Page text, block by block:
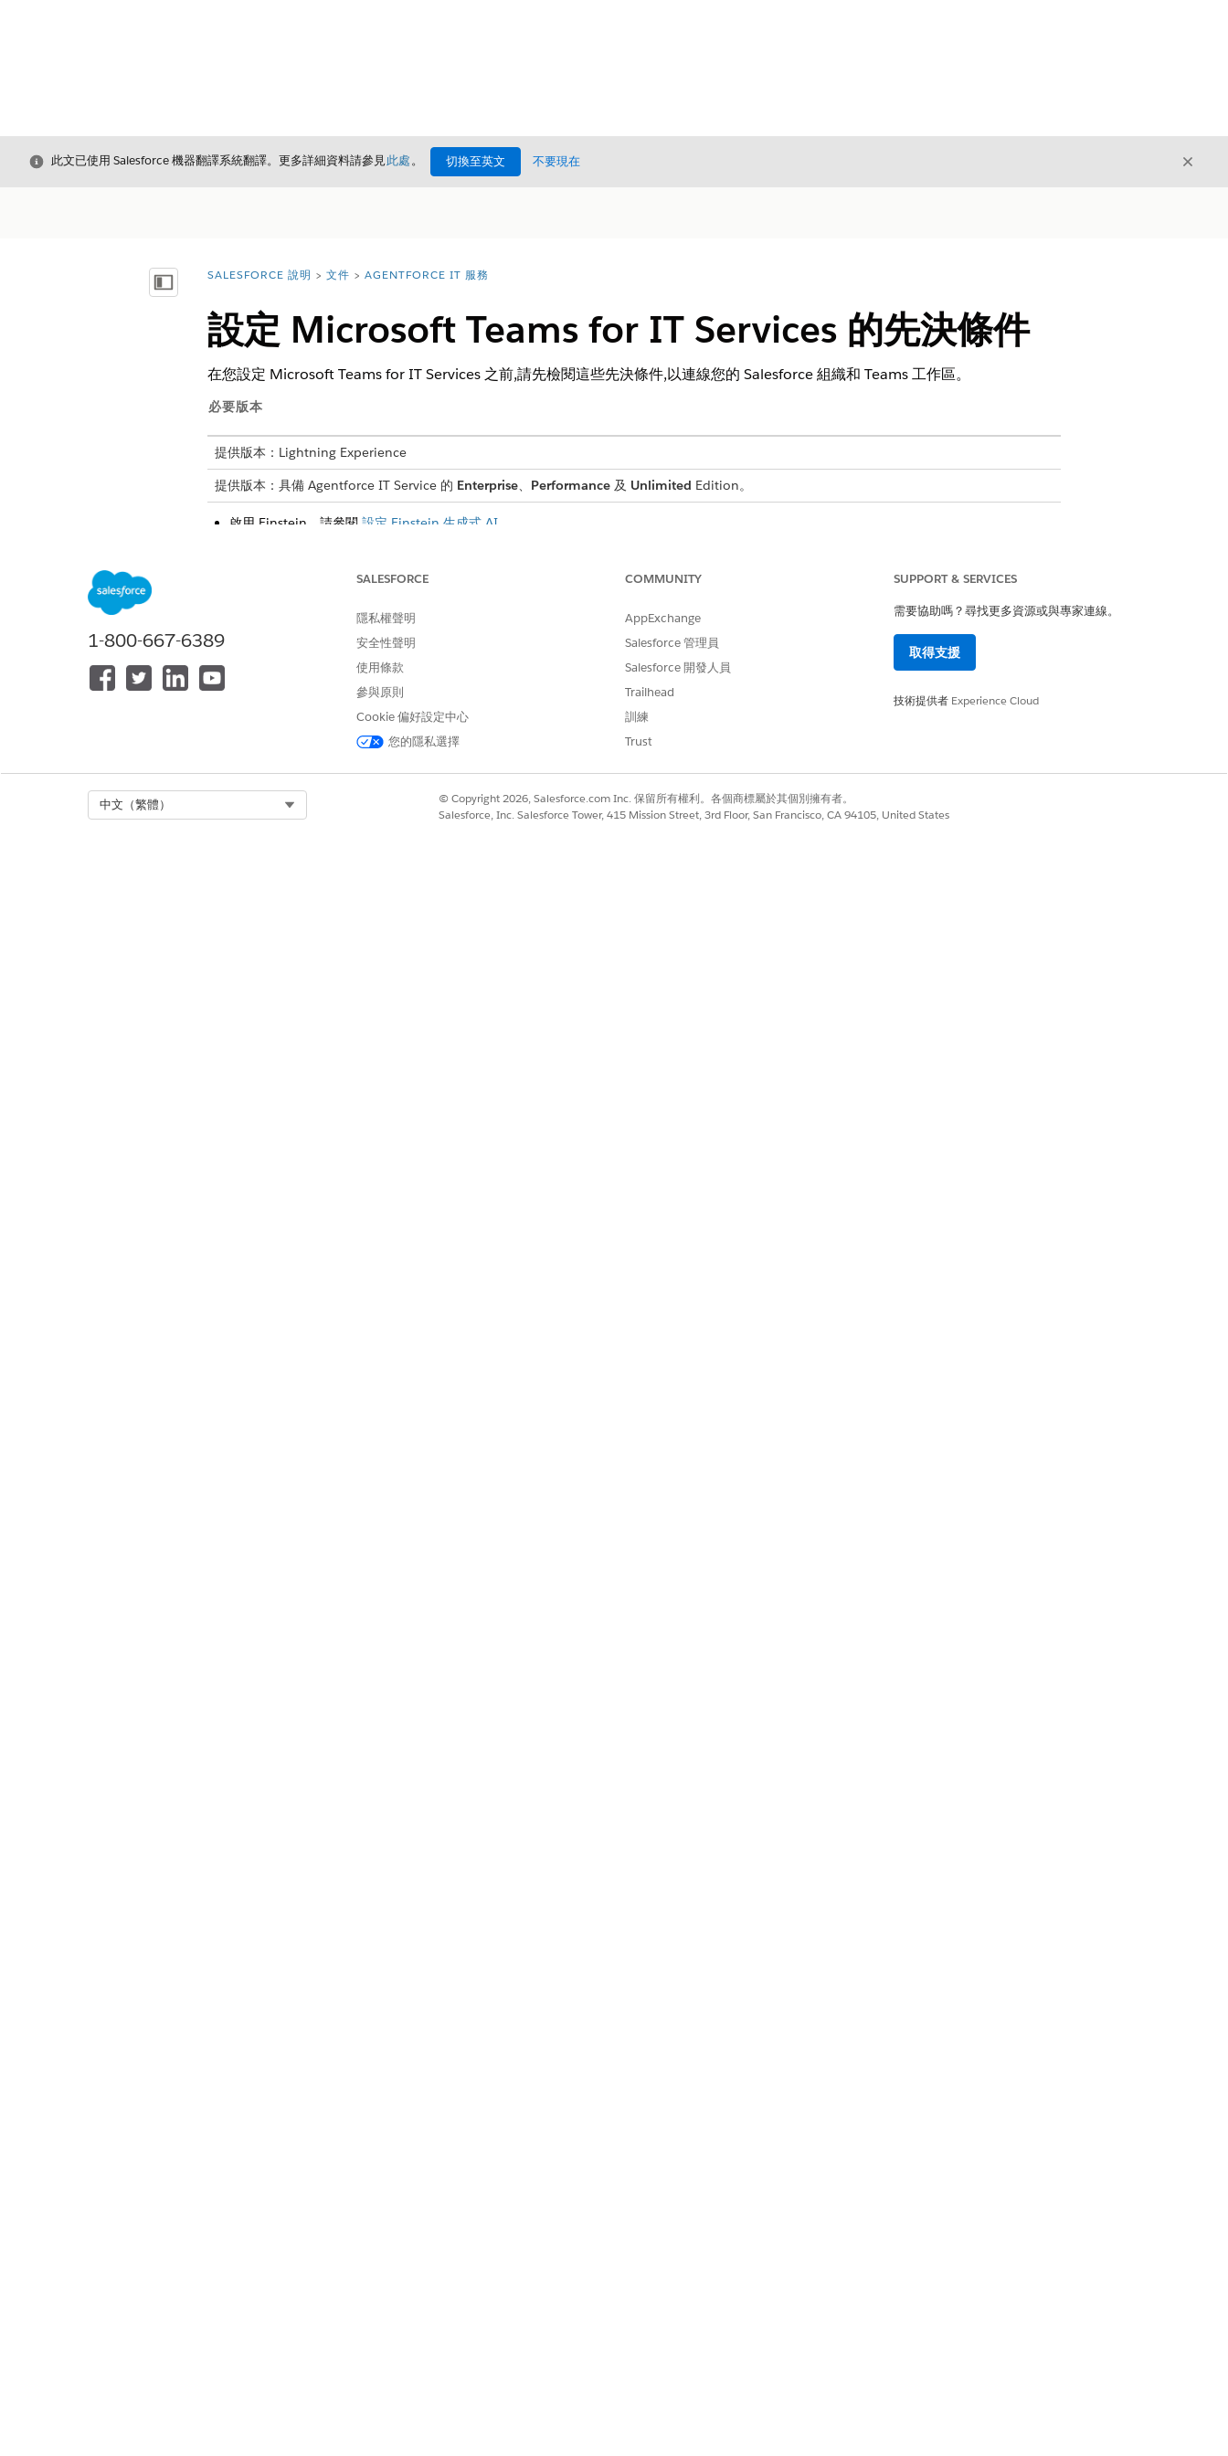
結束
此文已使用 Salesforce 機器翻譯系統翻譯。更多詳細資料請參見此處。 切換至英文 不要現在 結束
顯示目錄 您位於此處：
SALESFORCE 說明 文件 AGENTFORCE IT 服務
設定 Microsoft Teams for IT Services 的先決條件
在您設定 Microsoft Teams for IT Services 之前,請先檢閱這些先決條件,以連線您的 Salesforce 組織和 Teams 工作區。
必要版本
提供版本：Lightning Experience
提供版本：具備 Agentforce IT Service 的 Enterprise、 Performance及 Unlimited Edition。
啟用 Einstein。請參閱 設定 Einstein 生成式 AI。
建立記錄類型,並將版面配置指派給物件的特定記錄類型。請參閱
建立記錄類型。例如,建立個別的記錄類型,並為「事件」和「個案」物件指派版面配
設定統一目錄以允許員工要求服務。請參閱
針對特定 IT 使用個案設定服務目錄項目範本。請參閱針對 IT 服務
設定要求管理。
此文章是否解決您的問題？
請讓我們知道，以便我們改進！
1-800-667-6389
SALESFORCE
隱私權聲明
安全性聲明
使用條款
參與原則
Cookie 偏好設定中心
您的隱私選擇
COMMUNITY
AppExchange
Salesforce 管理員
Salesforce 開發人員
Trailhead
訓練
Trust
SUPPORT & SERVICES
需要協助嗎？尋找更多資源或與專家連線。
取得支援
技術提供者 Experience Cloud
中文（繁體）
© Copyright 2026, Salesforce.com Inc. 保留所有權利。各個商標屬於其個別擁有者。
Salesforce, Inc. Salesforce Tower, 415 Mission Street, 3rd Floor, San Francisco, CA 94105, United States